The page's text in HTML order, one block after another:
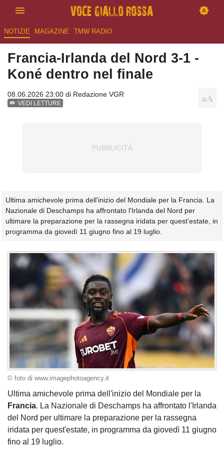
NOTIZIE MAGAZINE TMW RADIO
Francia-Irlanda del Nord 3-1 -
Koné dentro nel finale
08.06.2026 23:00 di Redazione VGR
VEDI LETTURE
Ultima amichevole prima dell'inizio del Mondiale per la Francia. La
Nazionale di Deschamps ha affrontato l'Irlanda del Nord per
ultimare la preparazione per la rassegna iridata per quest'estate, in
programma da giovedì 11 giugno fino al 19 luglio.
© foto di www.imagephotoagency.it
Ultima amichevole prima dell'inizio del Mondiale per la
Francia. La Nazionale di Deschamps ha affrontato l'Irlanda
del Nord per ultimare la preparazione per la rassegna
iridata per quest'estate, in programma da giovedì 11 giugno
fino al 19 luglio.